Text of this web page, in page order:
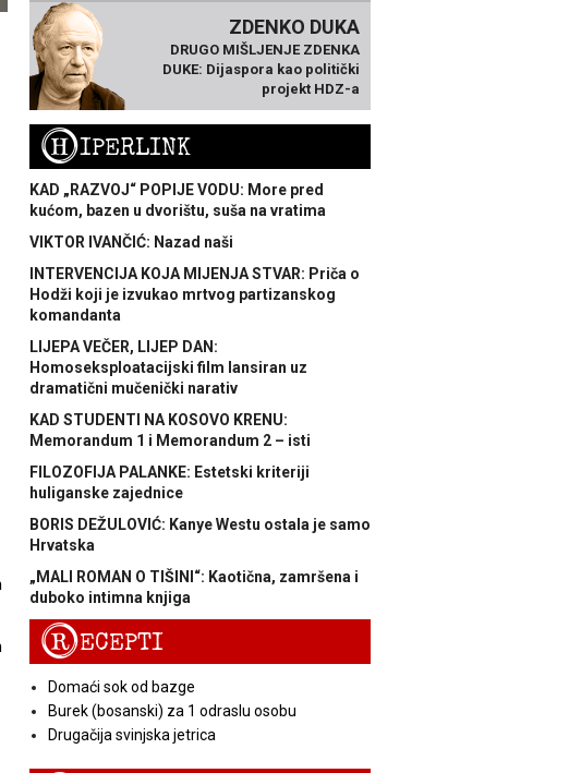
ZDENKO DUKA
DRUGO MIŠLJENJE ZDENKA
DUKE: Dijaspora kao politički
projekt HDZ-a
HIPERLINK
KAD „RAZVOJ“ POPIJE VODU: More pred
kućom, bazen u dvorištu, suša na vratima
VIKTOR IVANČIĆ: Nazad naši
INTERVENCIJA KOJA MIJENJA STVAR: Priča o
Hodži koji je izvukao mrtvog partizanskog
komandanta
LIJEPA VEČER, LIJEP DAN:
Homoseksploatacijski film lansiran uz
dramatični mučenički narativ
KAD STUDENTI NA KOSOVO KRENU:
Memorandum 1 i Memorandum 2 – isti
FILOZOFIJA PALANKE: Estetski kriteriji
huliganske zajednice
BORIS DEŽULOVIĆ: Kanye Westu ostala je samo
Hrvatska
„MALI ROMAN O TIŠINI“: Kaotična, zamršena i
duboko intimna knjiga
RECEPTI
Domaći sok od bazge
Burek (bosanski) za 1 odraslu osobu
Drugačija svinjska jetrica